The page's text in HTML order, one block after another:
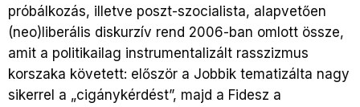
próbálkozás, illetve poszt-szocialista, alapvetően
(neo)liberális diskurzív rend 2006-ban omlott össze,
amit a politikailag instrumentalizált rasszizmus
korszaka követett: először a Jobbik tematizálta nagy
sikerrel a „cigánykérdést”, majd a Fidesz a